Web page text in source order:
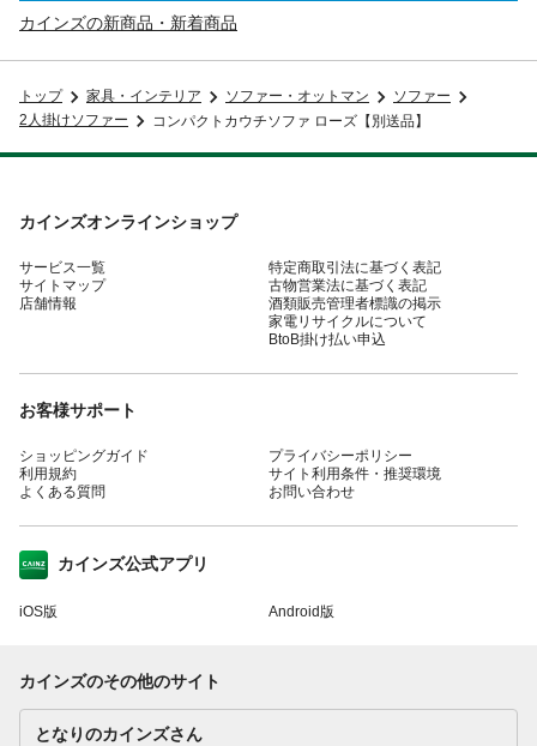
カインズの新商品・新着商品
トップ 家具・インテリア ソファー・オットマン
ソファー
2人掛けソファー
コンパクトカウチソファ ローズ【別送品】
カインズオンラインショップ
サービス一覧
サイトマップ
店舗情報
特定商取引法に基づく表記
古物営業法に基づく表記
酒類販売管理者標識の掲示
家電リサイクルについて
BtoB掛け払い申込
お客様サポート
ショッピングガイド
利用規約
よくある質問
プライバシーポリシー
サイト利用条件・推奨環境
お問い合わせ
カインズ公式アプリ
iOS版 Android版
カインズのその他のサイト
となりのカインズさん